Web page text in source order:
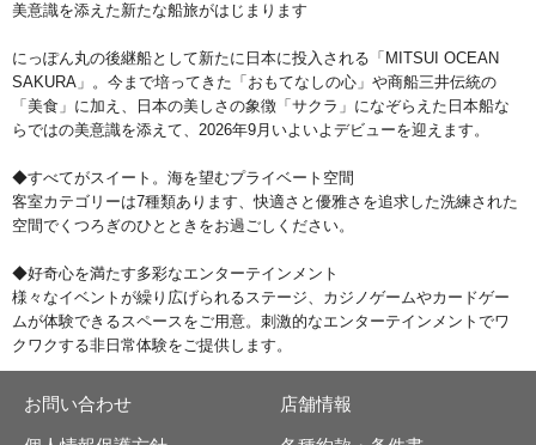
美意識を添えた新たな船旅がはじまります
にっぽん丸の後継船として新たに日本に投入される「MITSUI OCEAN
SAKURA」。今まで培ってきた「おもてなしの心」や商船三井伝統の
「美食」に加え、日本の美しさの象徴「サクラ」になぞらえた日本船な
らではの美意識を添えて、2026年9月いよいよデビューを迎えます。
◆すべてがスイート。海を望むプライベート空間
客室カテゴリーは7種類あります、快適さと優雅さを追求した洗練された
空間でくつろぎのひとときをお過ごしください。
◆好奇心を満たす多彩なエンターテインメント
様々なイベントが繰り広げられるステージ、カジノゲームやカードゲー
ムが体験できるスペースをご用意。刺激的なエンターテインメントでワ
クワクする非日常体験をご提供します。
お問い合わせ 店舗情報